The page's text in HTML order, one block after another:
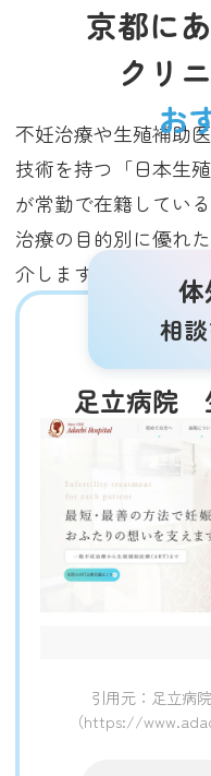
京都に
クリ
お
不妊治療や生殖補助
技術を持つ「日本生
が常勤で在籍してい
治療の目的別に優れ
介します（2025年3月
相
足立病院
引用元：足立病
（https://